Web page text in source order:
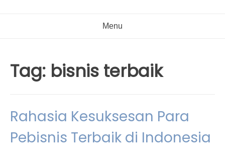
Menu
Tag: bisnis terbaik
Rahasia Kesuksesan Para
Pebisnis Terbaik di Indonesia